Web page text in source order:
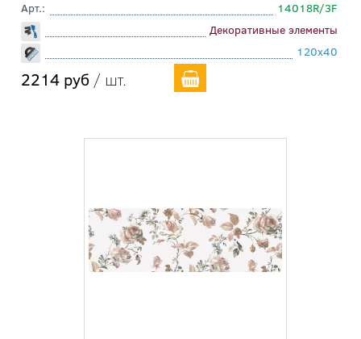
Арт.:
14018R/3F
Декоративные элементы
120x40
2214 руб / шт.